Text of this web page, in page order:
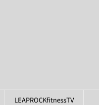
LEAPROCKfitnessTV